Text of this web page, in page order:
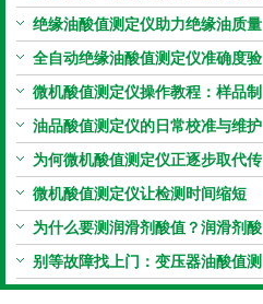
加热功率与萃取时间关系
绝缘油酸值测定仪助力绝缘油质量
把控，降低设备故障
全自动绝缘油酸值测定仪准确度验
证：标准物质标定步骤
微机酸值测定仪操作教程：样品制
备、参数设置与结果解读
油品酸值测定仪的日常校准与维护
流程
为何微机酸值测定仪正逐步取代传
统手动滴定法？
微机酸值测定仪让检测时间缩短
50%
为什么要测润滑剂酸值？润滑剂酸
值测定法告诉你答案
别等故障找上门：变压器油酸值测
试仪的预警功能